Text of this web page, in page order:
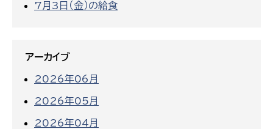
7月3日（金）の給食
アーカイブ
2026年06月
2026年05月
2026年04月